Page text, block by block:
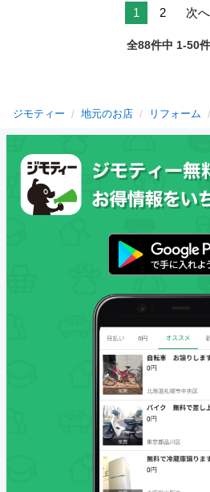
1 2 次へ
全88件中 1-50
ジモティー 地元のお店 リフォーム